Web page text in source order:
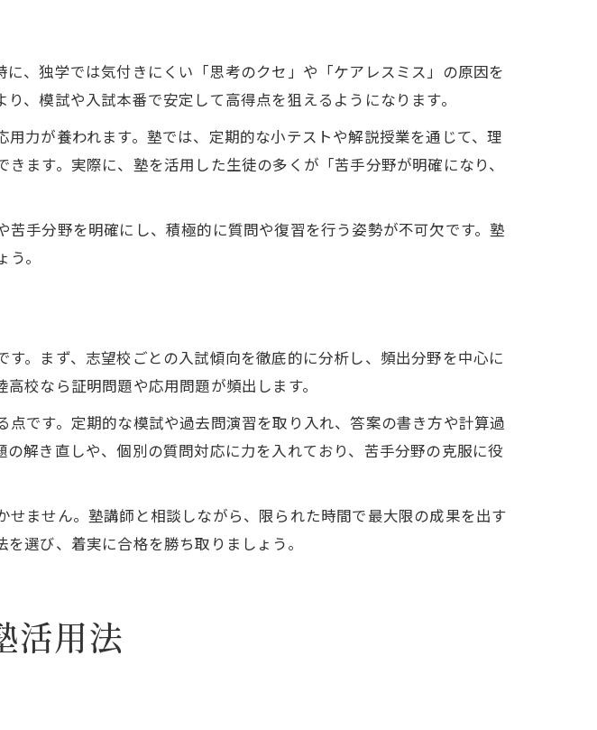
、独学では気付きにくい「思考のクセ」や「ケアレスミス」の原因を
、模試や入試本番で安定して高得点を狙えるようになります。
力が養われます。塾では、定期的な小テストや解説授業を通じて、理
ます。実際に、塾を活用した生徒の多くが「苦手分野が明確になり、
手分野を明確にし、積極的に質問や復習を行う姿勢が不可欠です。塾
。
。まず、志望校ごとの入試傾向を徹底的に分析し、頻出分野を中心に
校なら証明問題や応用問題が頻出します。
です。定期的な模試や過去問演習を取り入れ、答案の書き方や計算過
解き直しや、個別の質問対応に力を入れており、苦手分野の克服に役
ません。塾講師と相談しながら、限られた時間で最大限の成果を出す
選び、着実に合格を勝ち取りましょう。
活用法